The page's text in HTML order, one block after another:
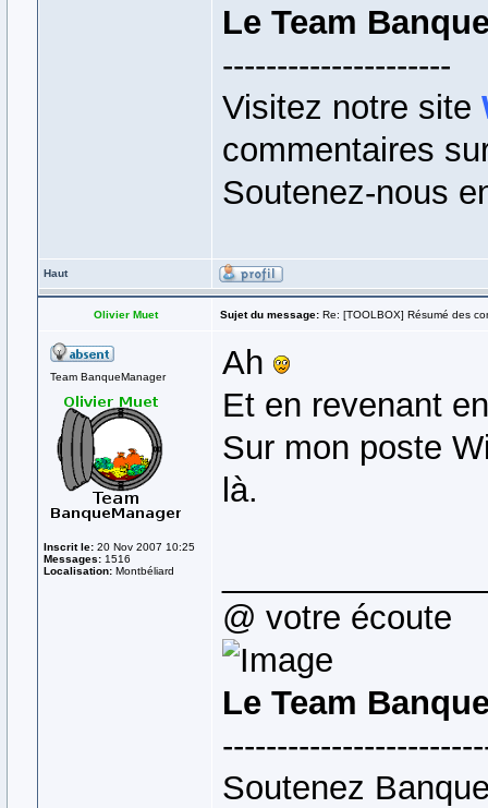
Le Team
---------------------
Visitez notre site
commentaires
Soutenez-nous
Haut
Olivier Muet Sujet du message: Re: [TOOLBOX] Résumé des
Team BanqueManager
Inscrit le: 20 Nov 2007 10:25
Messages: 1516
Localisation: Montbéliard
Ah
Et en revenant
Sur mon poste
là.
@ votre écoute
Le Team
Soutenez